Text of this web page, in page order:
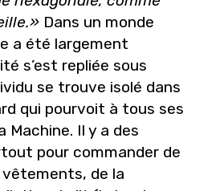
Dans un monde
a été largement
s’est repliée sous
se trouve isolé dans
qui pourvoit à tous ses
Machine. Il y a des
pour commander de
de la